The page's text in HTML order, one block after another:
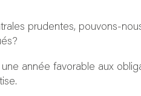
prudentes, pouvons-
année favorable aux